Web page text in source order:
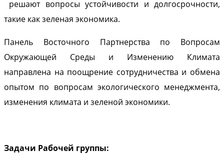
решают вопросы устойчивости и долгосрочности,
такие как зеленая экономика.
Панель Восточного Партнерства по Вопросам
Окружающей Среды и Изменению Климата
направлена ​​на поощрение сотрудничества и обмена
опытом по вопросам экологического менеджмента,
изменения климата и зеленой экономики.
Задачи Рабочей группы: